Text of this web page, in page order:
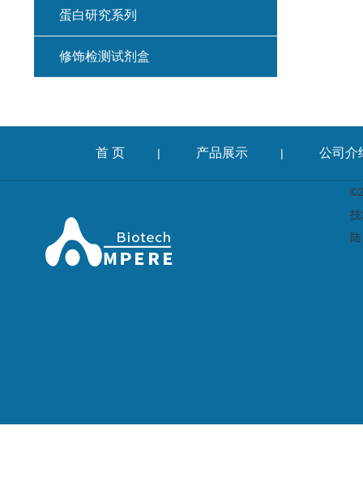
蛋白研究系列
修饰检测试剂盒
首 页 | 产品展示 | 公司介
陆